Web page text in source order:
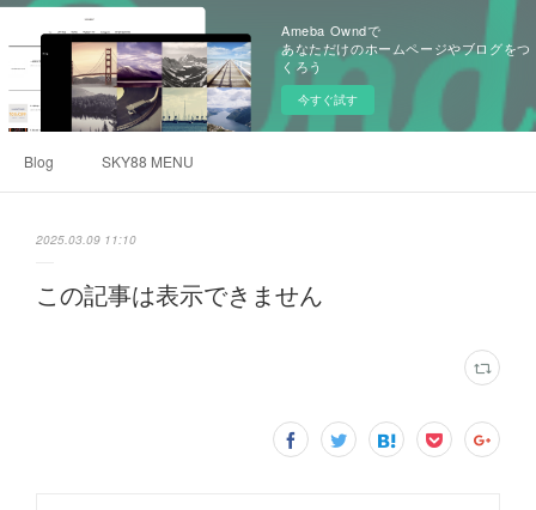
Ameba Owndで
あなただけのホームページやブログをつ
くろう
今すぐ試す
Blog SKY88 MENU
2025.03.09 11:10
この記事は表示できません